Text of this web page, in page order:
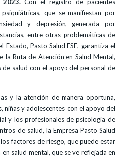
Con el registro de pacientes
que se manifiestan por
y depresión, generada por
entre otras problemáticas de
Estado, Pasto Salud ESE, garantiza el
la Ruta de Atención en Salud Mental,
de salud con el apoyo del personal de
y la atención de manera oportuna,
niñas y adolescentes, con el apoyo del
y los profesionales de psicología de
de salud, la Empresa Pasto Salud
factores de riesgo, que puede estar
salud mental, que se ve reflejada en